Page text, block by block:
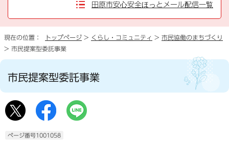
田原市安心安全ほっとメール配信一覧
現在の位置： トップページ > くらし・コミュニティ > 市民協働のまちづくり
> 市民提案型委託事業
市民提案型委託事業
ページ番号1001058